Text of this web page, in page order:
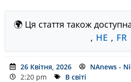
🌍 Ця стаття також
, HE , FR
26 Квітня, 2026
NAnews -
2:20 pm
В світі